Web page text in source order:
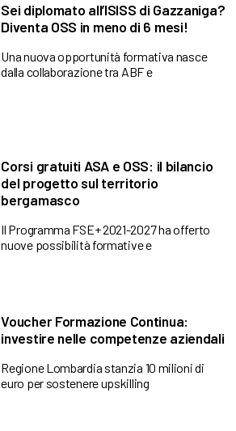
Sei diplomato all’ISISS di Gazzaniga?
Diventa OSS in meno di 6 mesi!
Una nuova opportunità formativa nasce
dalla collaborazione tra ABF e
Corsi gratuiti ASA e OSS: il bilancio
del progetto sul territorio
bergamasco
Il Programma FSE+ 2021-2027 ha offerto
nuove possibilità formative e
Voucher Formazione Continua:
investire nelle competenze aziendali
Regione Lombardia stanzia 10 milioni di
euro per sostenere upskilling